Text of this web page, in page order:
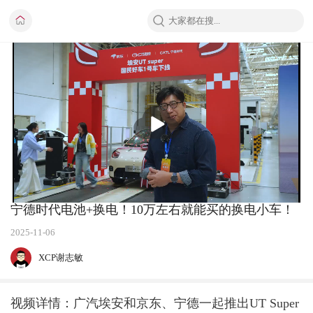
播
放
宁德时代电池+换电！10万左右就能买的换电小车！
2025-11-06
XCP谢志敏
视频详情：广汽埃安和京东、宁德一起推出UT Super